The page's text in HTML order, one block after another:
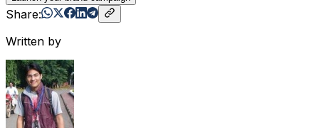
Share:
Written by